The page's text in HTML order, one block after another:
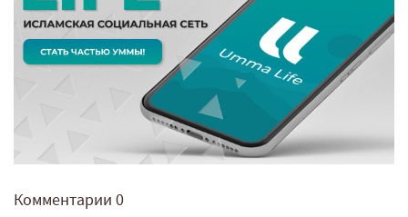
Комментарии 0